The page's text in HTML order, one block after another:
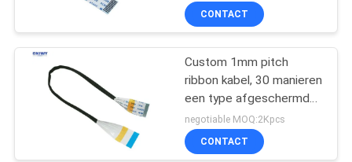
CONTACT
Custom 1mm pitch
ribbon kabel, 30 manieren
een type afgeschermde
platte flex kabel
negotiable MOQ:2Kpcs
CONTACT